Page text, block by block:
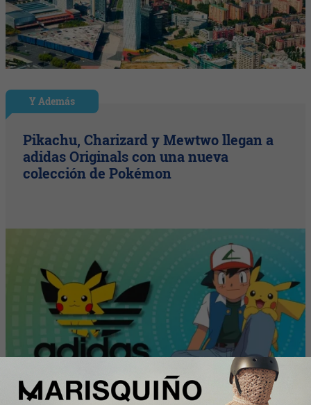
Y Además
Pikachu, Charizard y Mewtwo llegan a
adidas Originals con una nueva
colección de Pokémon